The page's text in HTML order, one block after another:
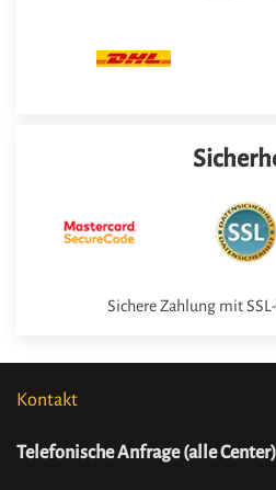
Sichere Zahlung mit
Kontakt
Telefonische Anfrage (alle